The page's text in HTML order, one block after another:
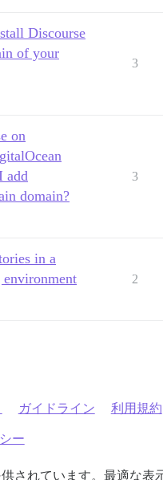
Discourse
of your
3
on
add
domain?
3
in a
environment
2
ガイドライン 利用規約
ー
されています。最適な表